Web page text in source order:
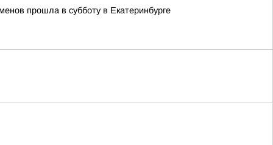
прошла в субботу в Екатеринбурге